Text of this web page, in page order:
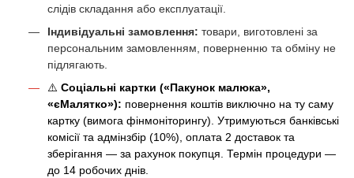
слідів складання або експлуатації.
Індивідуальні замовлення: товари, виготовлені за
персональним замовленням, поверненню та обміну не
підлягають.
⚠️ Соціальні картки («Пакунок малюка»,
«єМалятко»): повернення коштів виключно на ту саму
картку (вимога фінмоніторингу). Утримуються банківські
комісії та адмінзбір (10%), оплата 2 доставок та
зберігання — за рахунок покупця. Термін процедури —
до 14 робочих днів.